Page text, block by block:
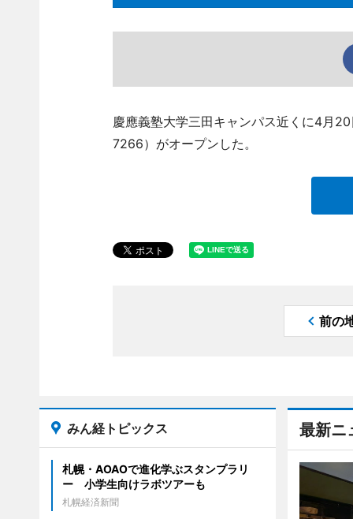
慶應義塾大学三田キャンパス近くに4月
7266）がオープンした。
前の
最新ニ
みん経トピックス
札幌・AOAOで進化学ぶスタンプラリ
ー 小学生向けラボツアーも
札幌経済新聞